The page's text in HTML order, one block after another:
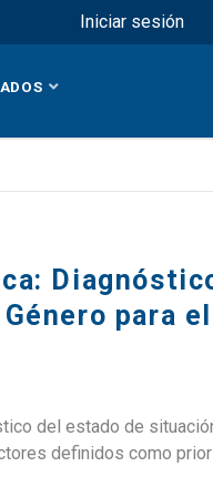
Menú
Iniciar sesión
para
del estado de
definidos como